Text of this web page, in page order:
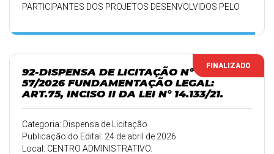
PARTICIPANTES DOS PROJETOS DESENVOLVIDOS PELO
FINALIZADO
92-DISPENSA DE LICITAÇÃO Nº
57/2026 FUNDAMENTAÇÃO LEGAL:
ART.75, INCISO II DA LEI N° 14.133/21.
Categoria: Dispensa de Licitação
Publicação do Edital: 24 de abril de 2026
Local: CENTRO ADMINISTRATIVO.